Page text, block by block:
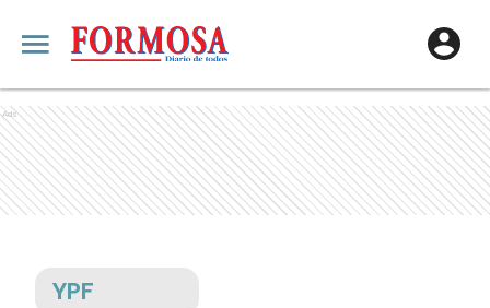
Ads
YPF